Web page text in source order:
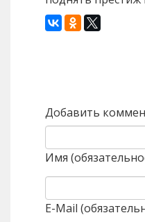
Добавить
Имя
E-Mail